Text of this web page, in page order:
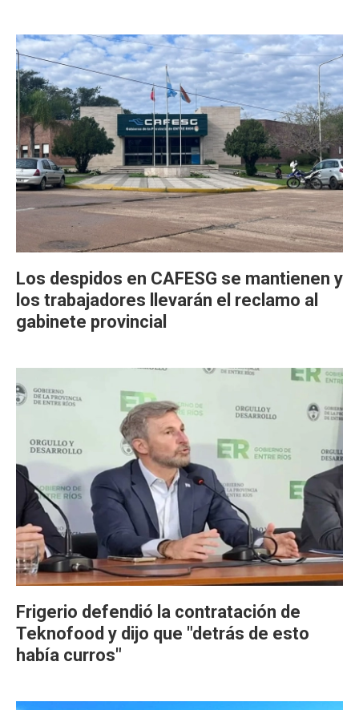
Los despidos en CAFESG se mantienen y
los trabajadores llevarán el reclamo al
gabinete provincial
Frigerio defendió la contratación de
Teknofood y dijo que "detrás de esto
había curros"